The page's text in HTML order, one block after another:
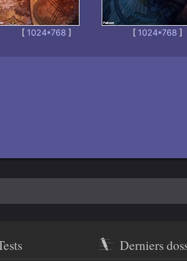
[ 1024*768 ] [ 1024*768 ]
Derniers